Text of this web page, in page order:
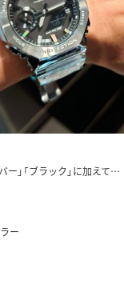
ー」「ブラック」に加えて…
ー